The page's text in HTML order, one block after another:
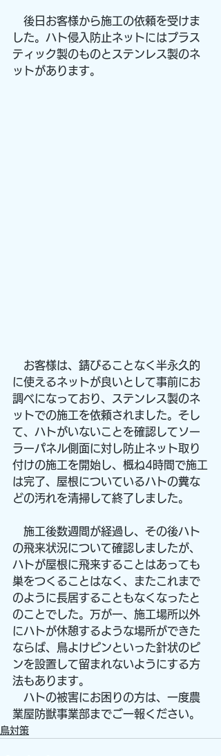
後日お客様から施工の依頼を受けま
した。ハト侵入防止ネットにはプラス
ティック製のものとステンレス製のネ
ットがあります。
お客様は、錆びることなく半永久的
に使えるネットが良いとして事前にお
調べになっており、ステンレス製のネ
ットでの施工を依頼されました。そし
て、ハトがいないことを確認してソー
ラーパネル側面に対し防止ネット取り
付けの施工を開始し、概ね4時間で施工
は完了、屋根についているハトの糞な
どの汚れを清掃して終了しました。
施工後数週間が経過し、その後ハト
の飛来状況について確認しましたが、
ハトが屋根に飛来することはあっても
巣をつくることはなく、またこれまで
のように長居することもなくなったと
のことでした。万が一、施工場所以外
にハトが休憩するような場所ができた
ならば、鳥よけピンといった針状のピ
ンを設置して留まれないようにする方
法もあります。
ハトの被害にお困りの方は、一度農
業屋防獣事業部までご一報ください。
鳥対策